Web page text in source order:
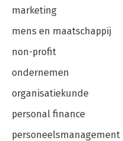
marketing
mens en maatschappij
non-profit
ondernemen
organisatiekunde
personal finance
personeelsmanagement